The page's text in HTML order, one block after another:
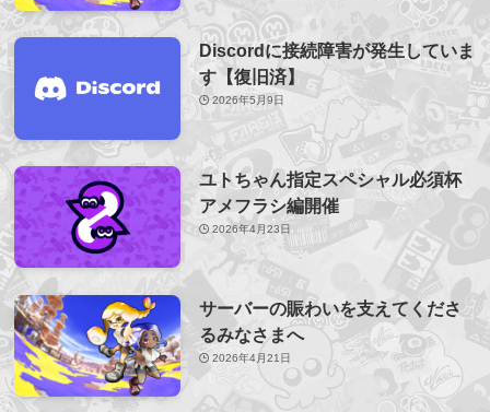
Discordに接続障害が発生していま
す【復旧済】
2026年5月9日
ユトちゃん指定スペシャル必須杯
アメフラシ編開催
2026年4月23日
サーバーの賑わいを支えてくださ
るみなさまへ
2026年4月21日